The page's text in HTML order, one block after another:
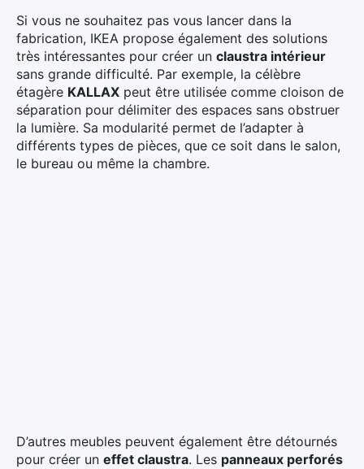
Si vous ne souhaitez pas vous lancer dans la
fabrication, IKEA propose également des solutions
très intéressantes pour créer un claustra intérieur
sans grande difficulté. Par exemple, la célèbre
étagère KALLAX peut être utilisée comme cloison de
séparation pour délimiter des espaces sans obstruer
la lumière. Sa modularité permet de l’adapter à
différents types de pièces, que ce soit dans le salon,
le bureau ou même la chambre.
D’autres meubles peuvent également être détournés
pour créer un effet claustra. Les panneaux perforés